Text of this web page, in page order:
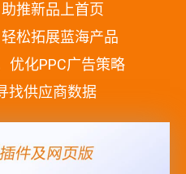
推新品上首页
松拓展蓝海产品
优化PPC广告策略
找供应商数据